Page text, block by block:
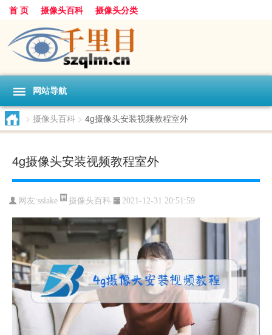
首 页 摄像头百科 摄像头分类
网站导航
> 摄像头百科 > 4g摄像头安装视频教程室外
4g摄像头安装视频教程室外
网友:sslake 摄像头百科 2021-12-31 20:51:59